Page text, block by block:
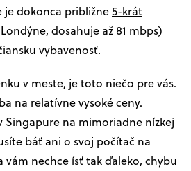
dokonca približne5-krát
dosahuje až 81 mbps)
vybavenosť.
v meste, je toto niečo pre vás.
na relatívne vysoké ceny.
Singapure na mimoriadne nízkej
báť ani o svoj počítač na
vám nechce ísť tak ďaleko, chybu